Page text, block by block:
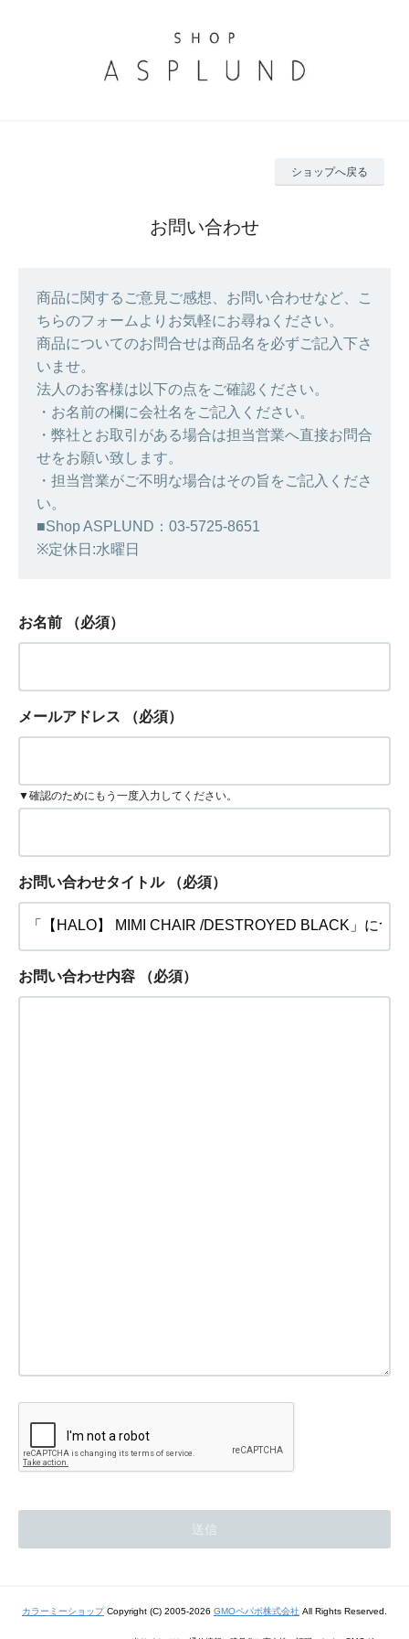
ショップへ戻る
お問い合わせ
商品に関するご意見ご感想、お問い合わせなど、こ
ちらのフォームよりお気軽にお尋ねください。
商品についてのお問合せは商品名を必ずご記入下さ
いませ。
法人のお客様は以下の点をご確認ください。
・お名前の欄に会社名をご記入ください。
・弊社とお取引がある場合は担当営業へ直接お問合
せをお願い致します。
・担当営業がご不明な場合はその旨をご記入くださ
い。
■Shop ASPLUND：03-5725-8651
※定休日:水曜日
お名前 （必須）
メールアドレス （必須）
▼確認のためにもう一度入力してください。
お問い合わせタイトル （必須）
お問い合わせ内容 （必須）
カラーミーショップCopyright (C) 2005-2026 GMOペパボ株式会社 All Rights Reserved.